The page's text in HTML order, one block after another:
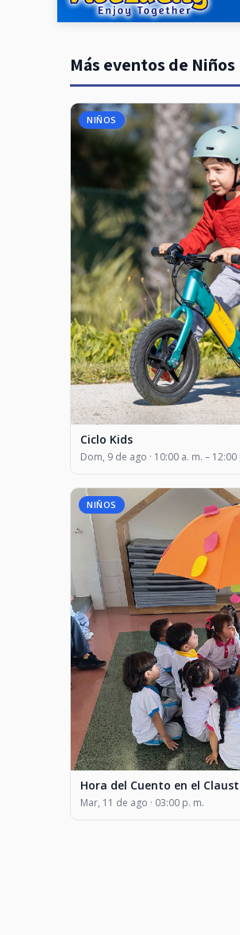
Más eventos de Niños
NIÑOS
Ciclo Kids
Dom, 9 de ago · 10:00 a. m. – 12:00
NIÑOS
Hora del Cuento en el
Mar, 11 de ago · 03:00 p. m.